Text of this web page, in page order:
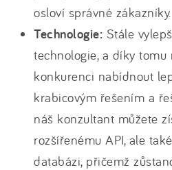
osloví správné zákazníky.
Technologie: Stále
technologie, a díky tomu
konkurenci nabídnout
krabicovým řešením a
náš konzultant můžete
rozšířenému API, ale
databázi, přičemž